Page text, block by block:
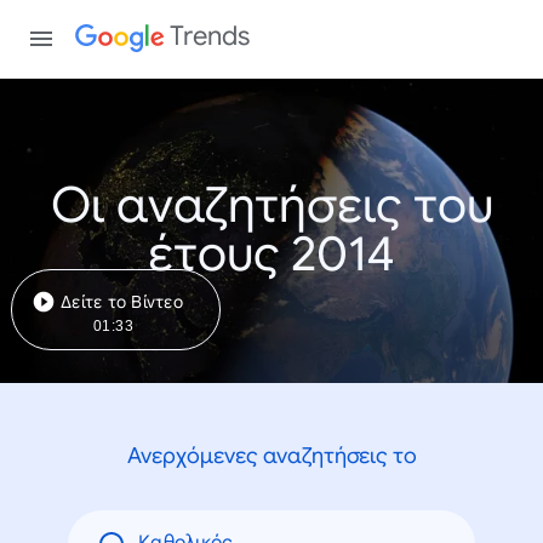
Trends
Οι αναζητήσεις του
έτους 2014
Δείτε το Βίντεο
01:33
Ανερχόμενες αναζητήσεις το